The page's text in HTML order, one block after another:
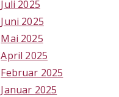
Juli 2025
Juni 2025
Mai 2025
April 2025
Februar 2025
Januar 2025